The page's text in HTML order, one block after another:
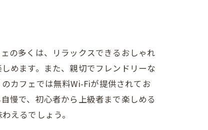
の多くは、リラックスできるおしゃれ
めます。また、親切でフレンドリーな
カフェでは無料Wi-Fiが提供されてお
慢で、初心者から上級者まで楽しめる
えるでしょう。